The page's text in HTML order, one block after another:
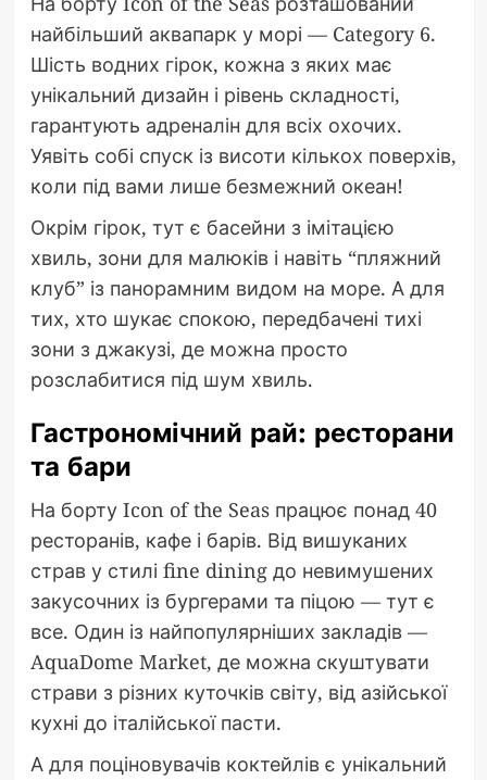
найбільший аквапарк у морі — Category 6.
Шість водних гірок, кожна з яких має
унікальний дизайн і рівень складності,
гарантують адреналін для всіх охочих.
Уявіть собі спуск із висоти кількох поверхів,
коли під вами лише безмежний океан!
Окрім гірок, тут є басейни з імітацією
хвиль, зони для малюків і навіть “пляжний
клуб” із панорамним видом на море. А для
тих, хто шукає спокою, передбачені тихі
зони з джакузі, де можна просто
розслабитися під шум хвиль.
Гастрономічний рай: ресторани
та бари
На борту Icon of the Seas працює понад 40
ресторанів, кафе і барів. Від вишуканих
страв у стилі fine dining до невимушених
закусочних із бургерами та піцою — тут є
все. Один із найпопулярніших закладів —
AquaDome Market, де можна скуштувати
страви з різних куточків світу, від азійської
кухні до італійської пасти.
А для поціновувачів коктейлів є унікальний